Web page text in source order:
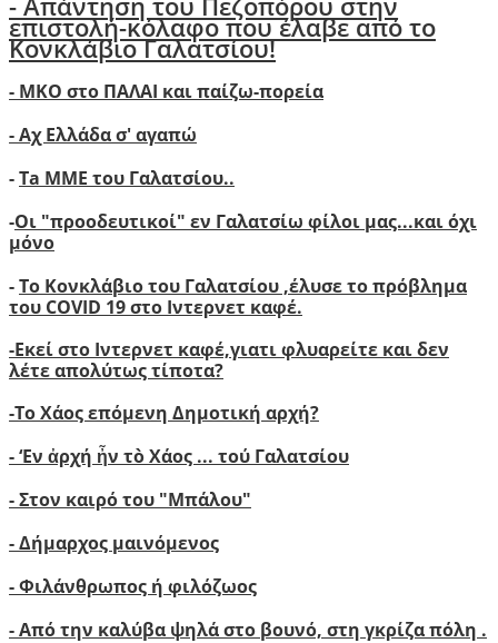
επιστολή-κόλαφο που έλαβε από το
Κονκλάβιο Γαλατσίου!
- ΜΚΟ στο ΠΑΛΑΙ και παίζω-πορεία
- Αχ Ελλάδα σ' αγαπώ
-Ta ΜΜΕ του Γαλατσίου..
-Οι "προοδευτικοί" εν Γαλατσίω φίλοι μας...και όχι
μόνο
-Το Κονκλάβιο του Γαλατσίου ,έλυσε το πρόβλημα
του COVID 19 στο Ιντερνετ καφέ.
-Εκεί στο Ιντερνετ καφέ,γιατι φλυαρείτε και δεν
λέτε απολύτως τίποτα?
-Το Χάος επόμενη Δημοτική αρχή?
-‘Εν ἀρχή ἦν τὸ Χάος ... τού Γαλατσίου
-Στον καιρό του "Μπάλου"
- Δήμαρχος μαινόμενος
- Φιλάνθρωπος ή φιλόζωος
- Από την καλύβα ψηλά στο βουνό, στη γκρίζα πόλη .